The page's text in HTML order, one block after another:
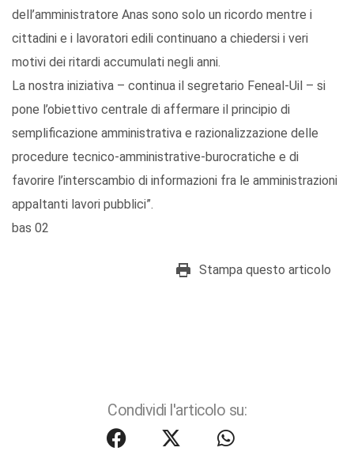
dell’amministratore Anas sono solo un ricordo mentre i
cittadini e i lavoratori edili continuano a chiedersi i veri
motivi dei ritardi accumulati negli anni.
La nostra iniziativa – continua il segretario Feneal-Uil – si
pone l’obiettivo centrale di affermare il principio di
semplificazione amministrativa e razionalizzazione delle
procedure tecnico-amministrative-burocratiche e di
favorire l’interscambio di informazioni fra le amministrazioni
appaltanti lavori pubblici”.
bas 02
Stampa questo articolo
Condividi l'articolo su: